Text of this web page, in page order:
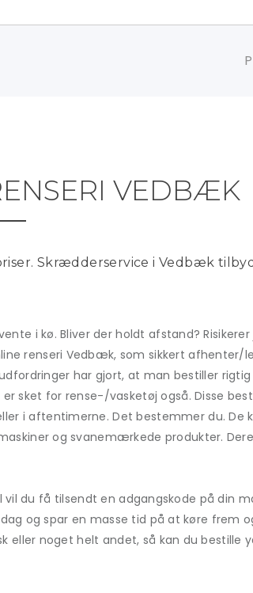
VEDBÆK
Skrædderservice i Vedbæk
i kø. Bliver der holdt afstand?
renseri Vedbæk, som sikkert
har gjort, at man bestiller
sket for rense-/vasketøj også. Disse
i aftentimerne. Det bestemmer du. De
og svanemærkede produkter.
du få tilsendt en adgangskode på din
og spar en masse tid på at køre frem
noget helt andet, så kan du bestille